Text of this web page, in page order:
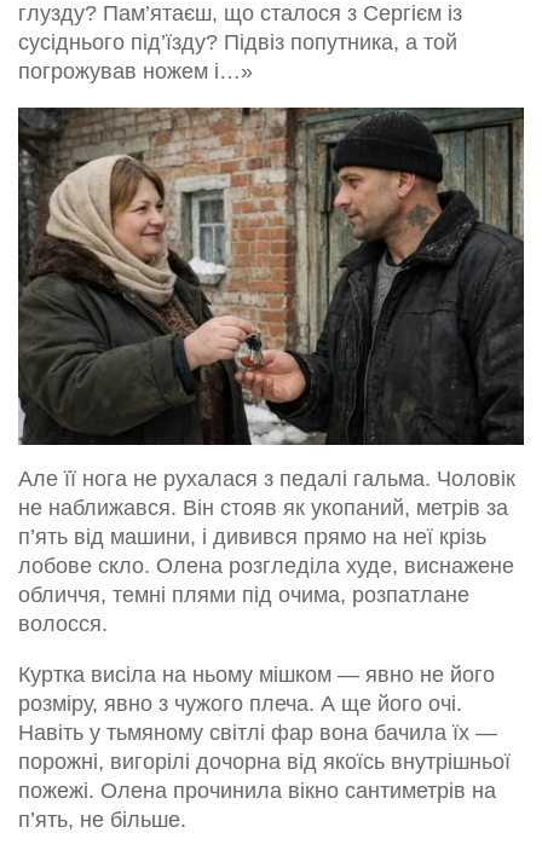
глузду? Пам’ятаєш, що сталося з Сергієм із
сусіднього під’їзду? Підвіз попутника, а той
погрожував ножем і…»
Але її нога не рухалася з педалі гальма. Чоловік
не наближався. Він стояв як укопаний, метрів за
п’ять від машини, і дивився прямо на неї крізь
лобове скло. Олена розгледіла худе, виснажене
обличчя, темні плями під очима, розпатлане
волосся.
Куртка висіла на ньому мішком — явно не його
розміру, явно з чужого плеча. А ще його очі.
Навіть у тьмяному світлі фар вона бачила їх —
порожні, вигорілі дочорна від якоїсь внутрішньої
пожежі. Олена прочинила вікно сантиметрів на
п’ять, не більше.